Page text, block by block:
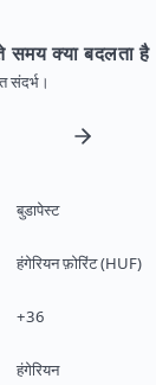
समय क्या बदलता है
संदर्भ।
बुडापेस्ट
हंगेरियन फ़ोरिंट (HUF)
+36
हंगेरियन